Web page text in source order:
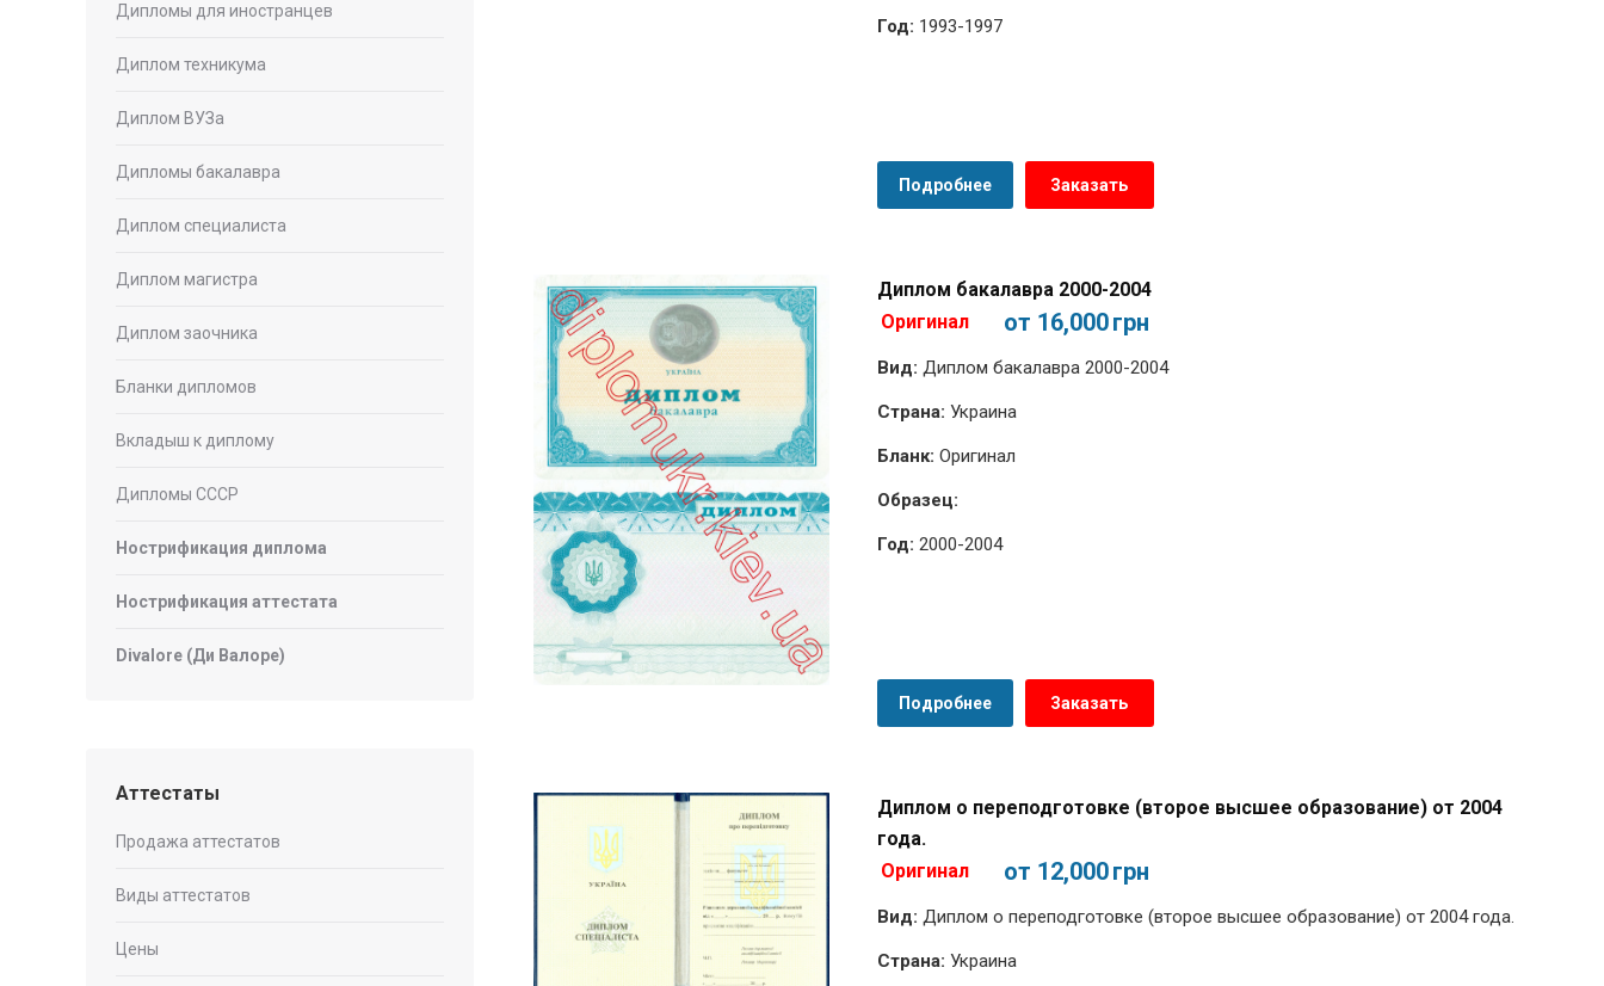
Год: 1993-1997
Подробнее Заказать
Диплом бакалавра 2000-2004
Оригинал
от 16,000грн
Вид: Диплом бакалавра 2000-2004
Страна: Украина
Бланк: Оригинал
Образец:
Год: 2000-2004
Подробнее Заказать
Диплом о переподготовке (второе высшее образование) от 2004
года.
Оригинал
от 12,000грн
Вид: Диплом о переподготовке (второе высшее образование) от 2004 года.
Страна: Украина
Дипломы для иностранцев
Диплом техникума
Диплом ВУЗа
Дипломы бакалавра
Диплом специалиста
Диплом магистра
Диплом заочника
Бланки дипломов
Вкладыш к диплому
Дипломы СССР
Нострификация диплома
Нострификация аттестата
Divalore (Ди Валоре)
Аттестаты
Продажа аттестатов
Виды аттестатов
Цены